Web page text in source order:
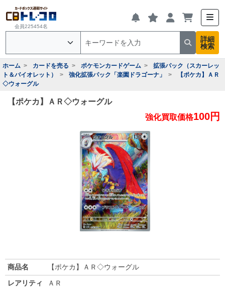
会員225454名
詳細
検索
ホーム カードを売る ポケモンカードゲーム
拡張パック（スカーレッ
ト＆バイオレット）
強化拡張パック「楽園ドラゴーナ」
【ポケカ】ＡＲ
◇ウォーグル
【ポケカ】ＡＲ◇ウォーグル
強化買取価格100円
商品名
【ポケカ】ＡＲ◇ウォーグル
レアリティ
ＡＲ